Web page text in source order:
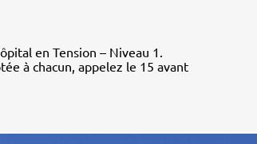
en Tension – Niveau 1.
à chacun, appelez le 15 avant